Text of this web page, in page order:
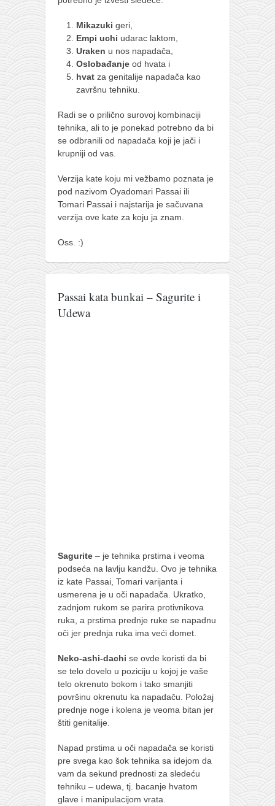
Mikazuki geri,
Empi uchi udarac laktom,
Uraken u nos napadača,
Oslobađanje od hvata i
hvat za genitalije napadača kao
završnu tehniku.
Radi se o prilično surovoj kombinaciji
tehnika, ali to je ponekad potrebno da bi
se odbranili od napadača koji je jači i
krupniji od vas.
Verzija kate koju mi vežbamo poznata je
pod nazivom Oyadomari Passai ili
Tomari Passai i najstarija je sačuvana
verzija ove kate za koju ja znam.
Oss. :)
Passai kata bunkai – Sagurite i
Udewa
Sagurite – je tehnika prstima i veoma
podseća na lavlju kandžu. Ovo je tehnika
iz kate Passai, Tomari varijanta i
usmerena je u oči napadača. Ukratko,
zadnjom rukom se parira protivnikova
ruka, a prstima prednje ruke se napadnu
oči jer prednja ruka ima veći domet.
Neko-ashi-dachi se ovde koristi da bi
se telo dovelo u poziciju u kojoj je vaše
telo okrenuto bokom i tako smanjiti
površinu okrenutu ka napadaču. Položaj
prednje noge i kolena je veoma bitan jer
štiti genitalije.
Napad prstima u oči napadača se koristi
pre svega kao šok tehnika sa idejom da
vam da sekund prednosti za sledeću
tehniku – udewa, tj. bacanje hvatom
glave i manipulacijom vrata.